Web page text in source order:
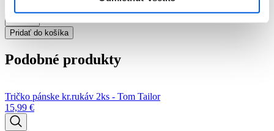
množstvo
Tričko
pánske
-
Pridať do košíka
Podobné produkty
Tričko pánske kr.rukáv 2ks - Tom Tailor
15,99 €